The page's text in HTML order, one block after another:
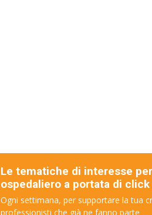
Le tematiche di interesse
ospedaliero a portata di click
Ogni settimana, per supportare la tua
professionisti che già ne fanno parte